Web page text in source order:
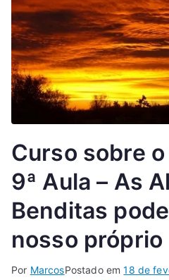
Curso sobre
9ª Aula – As
Benditas
nosso
Por MarcosPostado em18 de